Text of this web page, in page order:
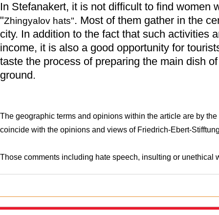
In Stefanakert, it is not difficult to find women
"Zhingyalov hats". Most of them gather in the
city. In addition to the fact that such activities
income, it is also a good opportunity for
taste the process of preparing the main dish
ground.
The geographic terms and opinions within the article are by the
coincide with the opinions and views of Friedrich-Ebert-Stifft
Those comments including hate speech, insulting or unethical